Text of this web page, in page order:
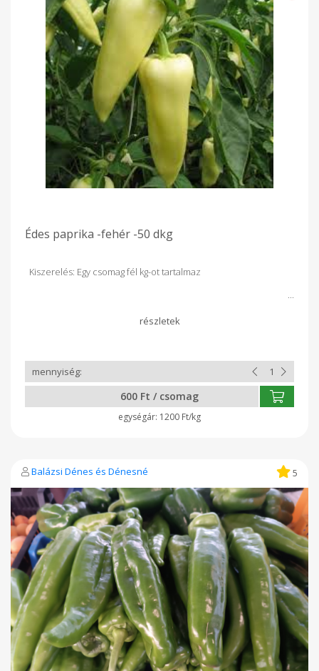
Édes paprika -fehér -50 dkg
Kiszerelés: Egy csomag fél kg-ot tartalmaz
600 Ft / csomag
1200 Ft/kg
Balázsi Dénes és Dénesné 5